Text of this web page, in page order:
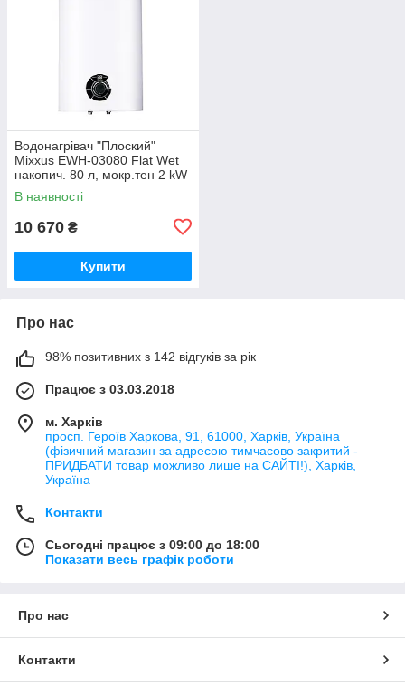
Водонагрівач "Плоский"
Mixxus EWH-03080 Flat Wet
накопич. 80 л, мокр.тен 2 kW
(WH0015)
В наявності
10 670 ₴
Купити
Про нас
98% позитивних з 142 відгуків за рік
Працює з 03.03.2018
м. Харків
просп. Героїв Харкова, 91, 61000, Харків, Україна
(фізичний магазин за адресою тимчасово закритий -
ПРИДБАТИ товар можливо лише на САЙТІ!), Харків,
Україна
Контакти
Сьогодні працює з 09:00 до 18:00
Показати весь графік роботи
Про нас
Контакти